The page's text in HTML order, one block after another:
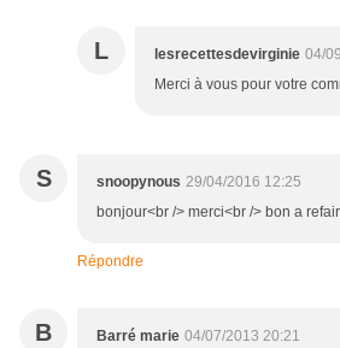
L lesrecettesdevirginie 04/
Merci à vous pour votre
S snoopynous 29/04/2016 12:25
bonjour<br /> merci<br /> bon a
Répondre
B Barré marie 04/07/2013 20:21